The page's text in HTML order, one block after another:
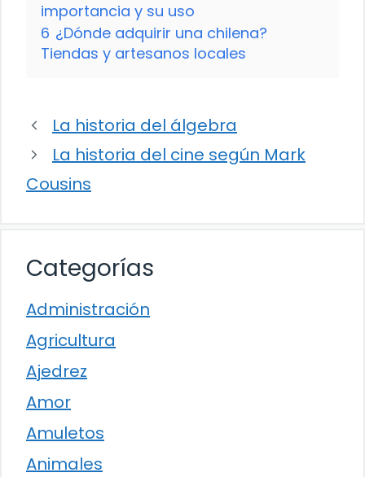
importancia y su uso
6 ¿Dónde adquirir una chilena?
Tiendas y artesanos locales
La historia del álgebra
La historia del cine según Mark
Cousins
Categorías
Administración
Agricultura
Ajedrez
Amor
Amuletos
Animales